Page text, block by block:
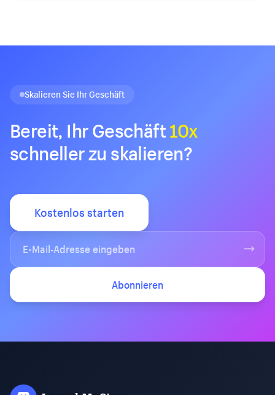
Skalieren Sie Ihr Geschäft
Bereit, Ihr Geschäft10x
schneller zu skalieren?
Kostenlos starten
Abonnieren